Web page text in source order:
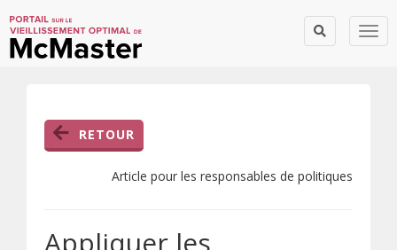
RETOUR
Article pour les responsables de politiques
Appliquer les